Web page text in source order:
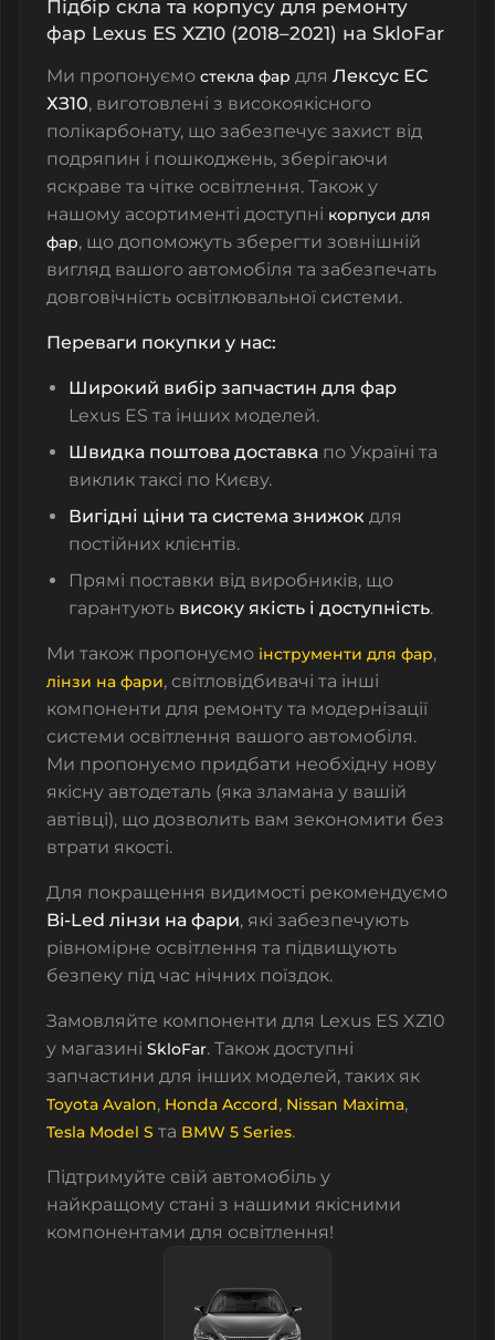
Підбір скла та корпусу для ремонту
фар Lexus ES XZ10 (2018–2021) на SkloFar
Ми пропонуємо стекла фар для Лексус ЕС
ХЗ10, виготовлені з високоякісного
полікарбонату, що забезпечує захист від
подряпин і пошкоджень, зберігаючи
яскраве та чітке освітлення. Також у
нашому асортименті доступні корпуси для
фар, що допоможуть зберегти зовнішній
вигляд вашого автомобіля та забезпечать
довговічність освітлювальної системи.
Переваги покупки у нас:
Широкий вибір запчастин для фар
Lexus ES та інших моделей.
Швидка поштова доставка по Україні та
виклик таксі по Києву.
Вигідні ціни та система знижок для
постійних клієнтів.
Прямі поставки від виробників, що
гарантують високу якість і доступність.
Ми також пропонуємо інструменти для фар,
лінзи на фари, світловідбивачі та інші
компоненти для ремонту та модернізації
системи освітлення вашого автомобіля.
Ми пропонуємо придбати необхідну нову
якісну автодеталь (яка зламана у вашій
автівці), що дозволить вам зекономити без
втрати якості.
Для покращення видимості рекомендуємо
Bi-Led лінзи на фари, які забезпечують
рівномірне освітлення та підвищують
безпеку під час нічних поїздок.
Замовляйте компоненти для Lexus ES XZ10
у магазині SkloFar. Також доступні
запчастини для інших моделей, таких як
Toyota Avalon, Honda Accord, Nissan Maxima,
Tesla Model S та BMW 5 Series.
Підтримуйте свій автомобіль у
найкращому стані з нашими якісними
компонентами для освітлення!